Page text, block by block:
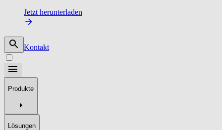
Jetzt herunterladen
Kontakt
Produkte
Lösungen